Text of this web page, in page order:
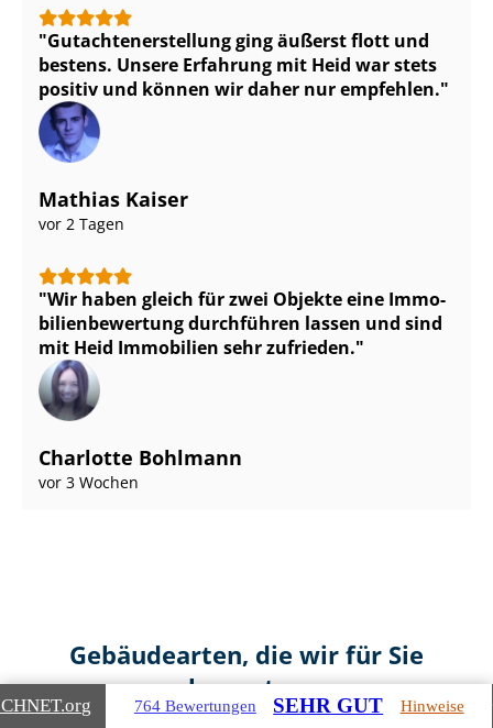
Gut­ach­ten­er­stel­lung ging äußerst flott und
bestens. Unsere Erfahrung mit Heid war stets
positiv und können wir daher nur empfehlen.
Mathias Kaiser
vor 2 Tagen
Wir haben gleich für zwei Objekte eine Im­mo­
bi­li­en­be­wer­tung durchführen lassen und sind
mit Heid Immobilien sehr zufrieden.
Charlotte Bohlmann
vor 3 Wochen
Gebäudearten, die wir für Sie
bewerten
.org 764 Bewertungen SEHR GUT Hinweise